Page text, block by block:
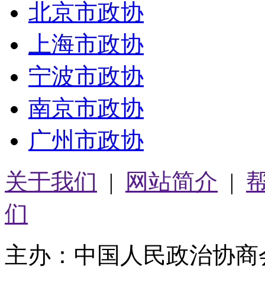
北京市政协
上海市政协
宁波市政协
南京市政协
广州市政协
关于我们 | 网站简介 |
们
主办：中国人民政治协